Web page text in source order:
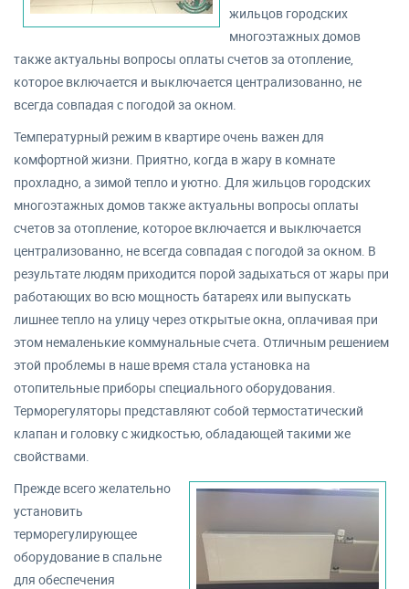
жильцов городских
многоэтажных домов
также актуальны вопросы оплаты счетов за отопление,
которое включается и выключается централизованно, не
всегда совпадая с погодой за окном.
Температурный режим в квартире очень важен для
комфортной жизни. Приятно, когда в жару в комнате
прохладно, а зимой тепло и уютно. Для жильцов городских
многоэтажных домов также актуальны вопросы оплаты
счетов за отопление, которое включается и выключается
централизованно, не всегда совпадая с погодой за окном. В
результате людям приходится порой задыхаться от жары при
работающих во всю мощность батареях или выпускать
лишнее тепло на улицу через открытые окна, оплачивая при
этом немаленькие коммунальные счета. Отличным решением
этой проблемы в наше время стала установка на
отопительные приборы специального оборудования.
Терморегуляторы представляют собой термостатический
клапан и головку с жидкостью, обладающей такими же
свойствами.
Прежде всего желательно
установить
терморегулирующее
оборудование в спальне
для обеспечения